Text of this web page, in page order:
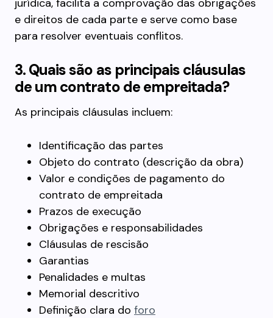
jurídica, facilita a comprovação das obrigações
e direitos de cada parte e serve como base
para resolver eventuais conflitos.
3. Quais são as principais cláusulas
de um contrato de empreitada?
As principais cláusulas incluem:
Identificação das partes
Objeto do contrato (descrição da obra)
Valor e condições de pagamento do
contrato de empreitada
Prazos de execução
Obrigações e responsabilidades
Cláusulas de rescisão
Garantias
Penalidades e multas
Memorial descritivo
Definição clara do foro